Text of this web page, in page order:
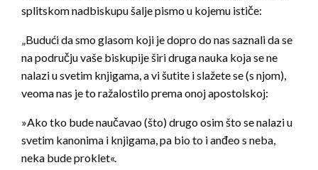
splitskom nadbiskupu šalje pismo u kojemu ističe:
„Budući da smo glasom koji je dopro do nas saznali da se
na području vaše biskupije širi druga nauka koja se ne
nalazi u svetim knjigama, a vi šutite i slažete se (s njom),
veoma nas je to ražalostilo prema onoj apostolskoj:
»Ako tko bude naučavao (što) drugo osim što se nalazi u
svetim kanonima i knjigama, pa bio to i anđeo s neba,
neka bude proklet«.